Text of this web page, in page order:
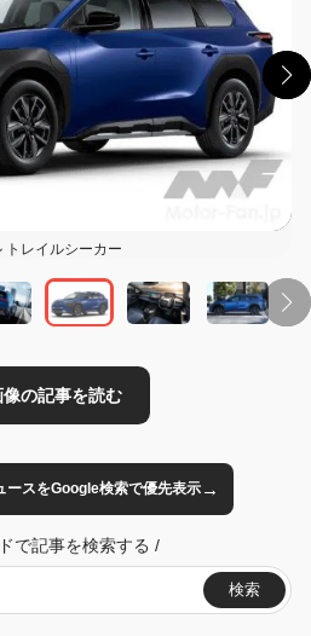
トレイルシーカー
事を読む
ースをGoogle検索で優先表示→
で記事を検索する /
検索